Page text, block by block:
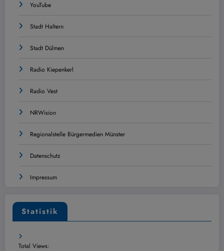
YouTube
Stadt Haltern
Stadt Dülmen
Radio Kiepenkerl
Radio Vest
NRWision
Regionalstelle Bürgermedien Münster
Datenschutz
Impressum
Statistik
Total Views: